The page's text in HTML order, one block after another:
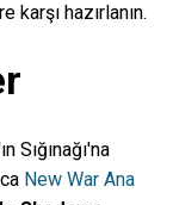
hazırlanın.
Sığınağı'na
New War Ana